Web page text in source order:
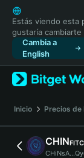
English
日本語
Tiếng Việt
Русский
Español
Türkçe
Français
Deutsch
简体中文
繁體中文
Estás viendo esta
gustaría cambiarte
Cambia a
English
Inicio Precios
CHIN